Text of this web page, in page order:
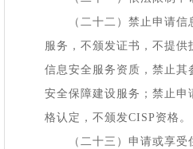
（二十二）禁止申请信
服务，不颁发证书，不提供
信息安全服务资质，禁止其
安全保障建设服务；禁止申
格认定，不颁发CISP资格。
（二十三）申请或享受